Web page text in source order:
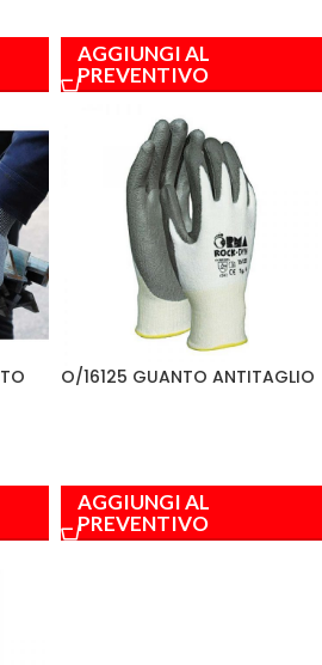
AGGIUNGI AL
PREVENTIVO
O/16125 GUANTO ANTITAGLIO
AGGIUNGI AL
PREVENTIVO